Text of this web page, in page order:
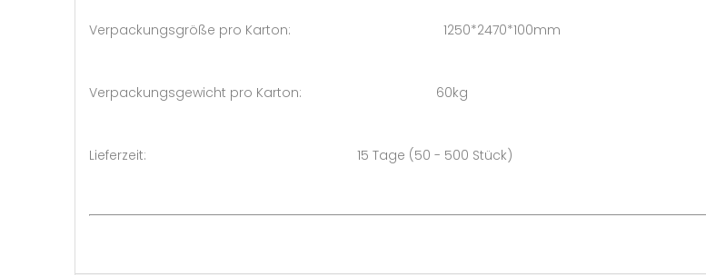
Verpackungsgröße pro Karton: 1250*2470*100mm
Verpackungsgewicht pro Karton: 60kg
Lieferzeit: 15 Tage (50 - 500 Stück)